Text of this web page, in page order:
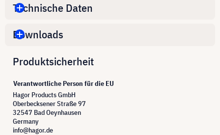
Technische Daten
Downloads
Produktsicherheit
Verantwortliche Person für die EU
Hagor Products GmbH
Oberbecksener Straße 97
32547 Bad Oeynhausen
Germany
info@hagor.de